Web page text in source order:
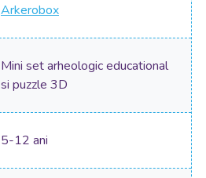
Arkerobox
Mini set arheologic educational
si puzzle 3D
5-12 ani